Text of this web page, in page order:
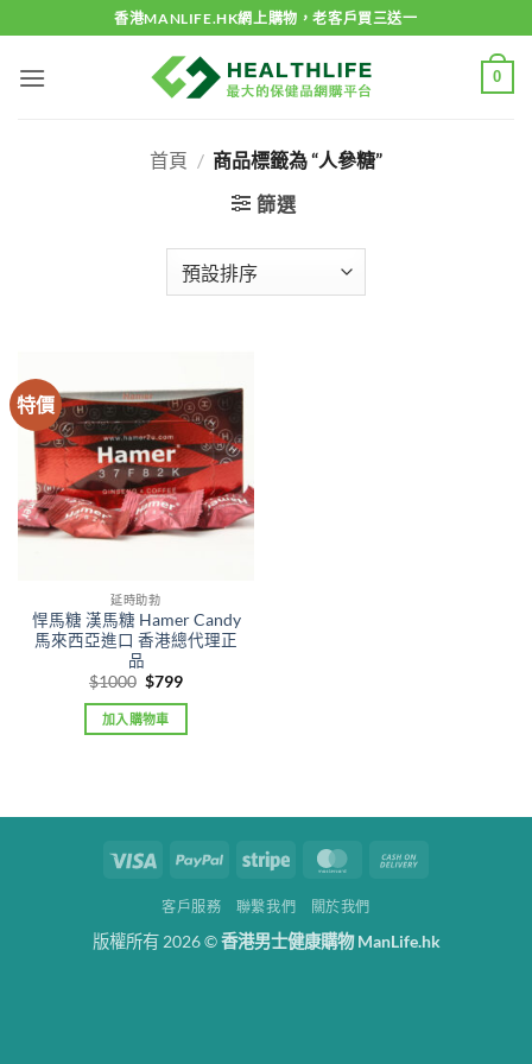
to
content
香港MANLIFE.HK網上購物，老客戶買三送一
0
首頁 / 商品標籤為 “人參糖”
篩選
特價
延時助勃
悍馬糖 漢馬糖 Hamer Candy
馬來西亞進口 香港總代理正
品
$1000 Original
was:
$1000.
$799Current
is:
加入購物車
Visa PayPal Stripe MasterCard
客戶服務 聯繫我們 關於我們
版權所有 2026 ©香港男士健康購物 ManLife.hk